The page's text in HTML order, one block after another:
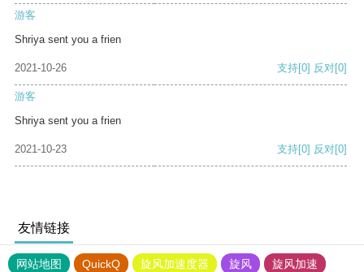
游客
Shriya sent you a frien
2021-10-26 支持[0] 反对[0]
游客
Shriya sent you a frien
2021-10-23 支持[0] 反对[0]
友情链接
网站地图 QuickQ 旋风加速度器 旋风
旋风加速